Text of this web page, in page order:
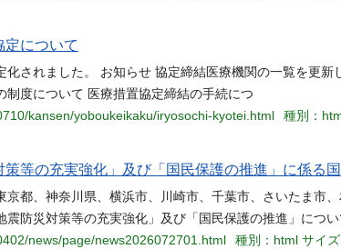
定について
化されました。 お知らせ 協定締結医療機関の一覧を更新
制度について 医療措置協定締結の手続につ
kansen/yoboukeikaku/iryosochi-kyotei.html
種別：
等の充実強化」及び「国民保護の推進」に係る
都、神奈川県、横浜市、川崎市、千葉市、さいたま市
震防災対策等の充実強化」及び「国民保護の推進」につ
news/page/news2026072701.html
種別：html サイ